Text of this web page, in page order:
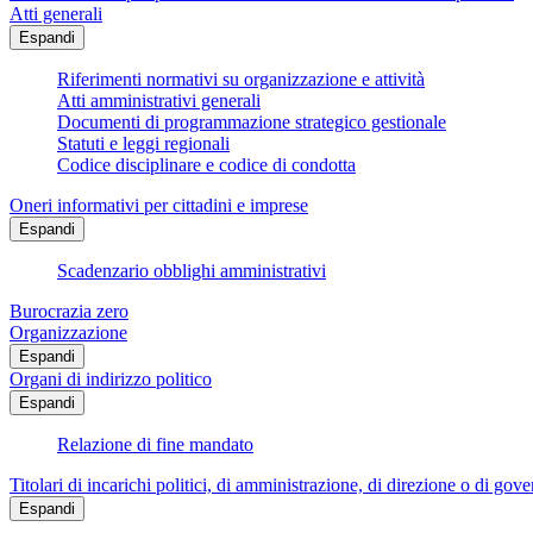
Atti generali
Espandi
Riferimenti normativi su organizzazione e attività
Atti amministrativi generali
Documenti di programmazione strategico gestionale
Statuti e leggi regionali
Codice disciplinare e codice di condotta
Oneri informativi per cittadini e imprese
Espandi
Scadenzario obblighi amministrativi
Burocrazia zero
Organizzazione
Espandi
Organi di indirizzo politico
Espandi
Relazione di fine mandato
Titolari di incarichi politici, di amministrazione, di direzione o di
Espandi